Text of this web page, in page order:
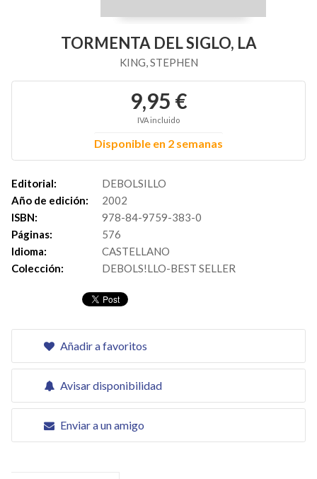
TORMENTA DEL SIGLO, LA
KING, STEPHEN
9,95 €
IVA incluido
Disponible en 2 semanas
Editorial:
DEBOLSILLO
Año de edición:
2002
ISBN:
978-84-9759-383-0
Páginas:
576
Idioma:
CASTELLANO
Colección:
DEBOLS!LLO-BEST SELLER
Añadir a favoritos
Avisar disponibilidad
Enviar a un amigo